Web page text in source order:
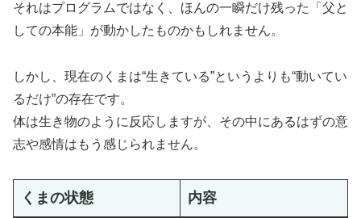
それはプログラムではなく、ほんの一瞬だけ残った「父と
しての本能」が動かしたものかもしれません。
しかし、現在のくまは“生きている”というよりも“動いてい
るだけ”の存在です。
体は生き物のように反応しますが、その中にあるはずの意
志や感情はもう感じられません。
くまの状態 内容